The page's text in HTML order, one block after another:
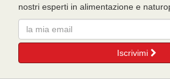
nostri esperti in alimentazione e
Email
Iscrivimi